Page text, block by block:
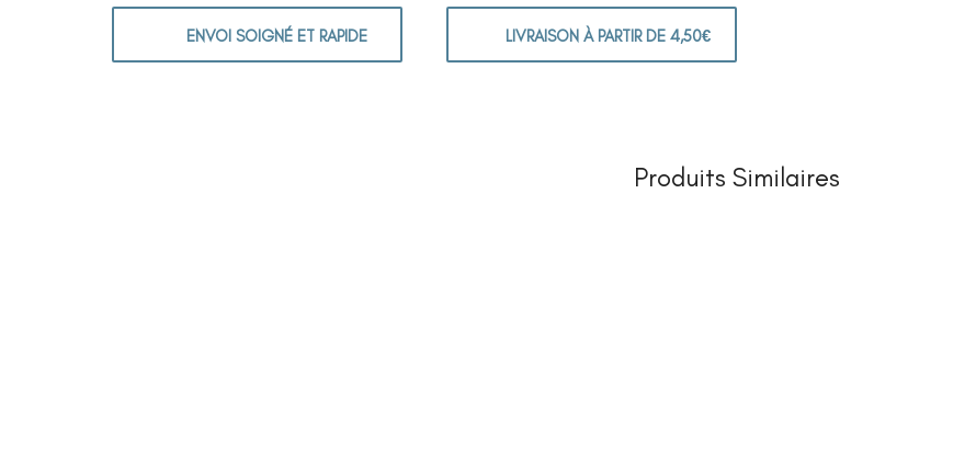
ENVOI SOIGNÉ ET RAPIDE LIVRAISON À PARTIR DE 4,50€
Produits Similaires